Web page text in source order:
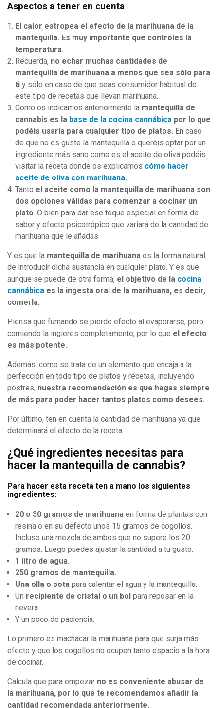
Aspectos a tener en cuenta
El calor estropea el efecto de la marihuana de la
mantequilla. Es muy importante que controles la
temperatura.
Recuerda, no echar muchas cantidades de
mantequilla de marihuana a menos que sea sólo para
ti y sólo en caso de que seas consumidor habitual de
este tipo de recetas que llevan marihuana.
Como os indicamos anteriormente la mantequilla de
cannabis es la base de la cocina cannábica por lo que
podéis usarla para cualquier tipo de platos. En caso
de que no os guste la mantequilla o queréis optar por un
ingrediente más sano como es el aceite de oliva podéis
visitar la receta donde os explicamos cómo hacer
aceite de oliva con marihuana.
Tanto el aceite como la mantequilla de marihuana son
dos opciones válidas para comenzar a cocinar un
plato. O bien para dar ese toque especial en forma de
sabor y efecto psicotrópico que variará de la cantidad de
marihuana que le añadas.
Y es que la mantequilla de marihuana es la forma natural
de introducir dicha sustancia en cualquier plato. Y es que
aunque se puede de otra forma, el objetivo de la cocina
cannábica es la ingesta oral de la marihuana, es decir,
comerla.
Piensa que fumando se pierde efecto al evaporarse, pero
comiendo la ingieres completamente, por lo que el efecto
es más potente.
Además, como se trata de un elemento que encaja a la
perfección en todo tipo de platos y recetas, incluyendo
postres, nuestra recomendación es que hagas siempre
de más para poder hacer tantos platos como desees.
Por último, ten en cuenta la cantidad de marihuana ya que
determinará el efecto de la receta.
¿Qué ingredientes necesitas para
hacer la mantequilla de cannabis?
Para hacer esta receta ten a mano los siguientes
ingredientes:
20 o 30 gramos de marihuana en forma de plantas con
resina o en su defecto unos 15 gramos de cogollos.
Incluso una mezcla de ambos que no supere los 20
gramos. Luego puedes ajustar la cantidad a tu gusto.
1 litro de agua.
250 gramos de mantequilla.
Una olla o pota para calentar el agua y la mantequilla.
Un recipiente de cristal o un bol para reposar en la
nevera.
Y un poco de paciencia.
Lo primero es machacar la marihuana para que surja más
efecto y que los cogollos no ocupen tanto espacio a la hora
de cocinar.
Calcula que para empezar no es conveniente abusar de
la marihuana, por lo que te recomendamos añadir la
cantidad recomendada anteriormente.